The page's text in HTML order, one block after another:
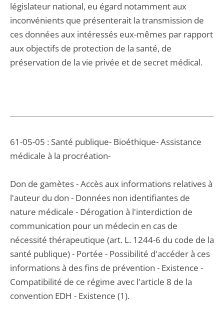
législateur national, eu égard notamment aux
inconvénients que présenterait la transmission de
ces données aux intéressés eux-mêmes par rapport
aux objectifs de protection de la santé, de
préservation de la vie privée et de secret médical.
61-05-05 : Santé publique- Bioéthique- Assistance
médicale à la procréation-
Don de gamètes - Accès aux informations relatives à
l'auteur du don - Données non identifiantes de
nature médicale - Dérogation à l'interdiction de
communication pour un médecin en cas de
nécessité thérapeutique (art. L. 1244-6 du code de la
santé publique) - Portée - Possibilité d'accéder à ces
informations à des fins de prévention - Existence -
Compatibilité de ce régime avec l'article 8 de la
convention EDH - Existence (1).